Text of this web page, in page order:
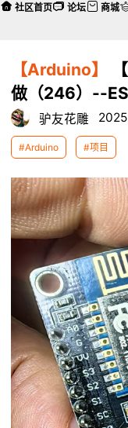
【Arduino】
做（246）--
驴友花雕
#Arduino #项目
社区首页 论坛 商城